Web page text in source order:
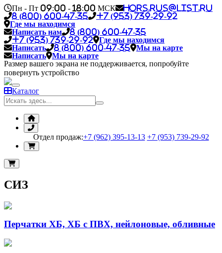
Пн - Пт 09:00 - 18:00 МСК
hors.rus@list.ru
8 (800) 600-47-35
+7 (953) 739-29-92
Где мы находимся
Написать нам
8 (800) 600-47-35
+7 (953) 739-29-92
Где мы находимся
Написать
8 (800) 600-47-35
Мы на карте
Написать
Мы на карте
Размер вашего экрана не поддерживается, попробуйте
повернуть устройство
Каталог
Отдел продаж:+7 (962) 395-13-13 +7 (953) 739-29-92
СИЗ
Перчатки ХБ, ХБ с ПВХ, нейлоновые, обливные